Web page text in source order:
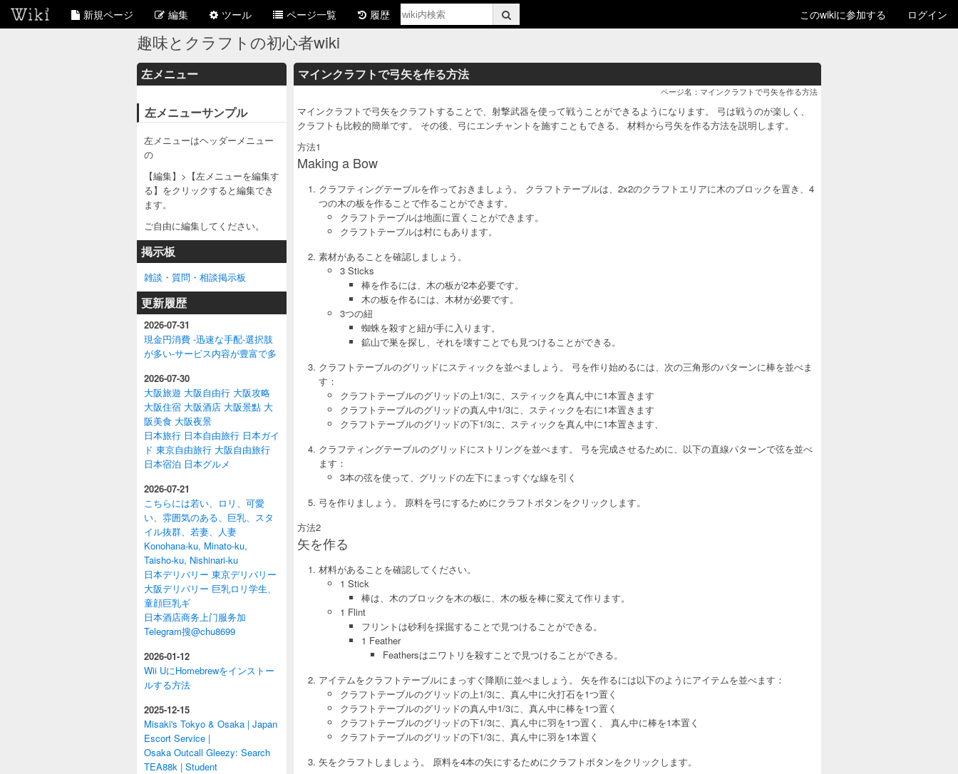
新規ページ 編集 ツール ページ一覧 履歴 このwikiに参加する ログイン
趣味とクラフトの初心者wiki
左メニュー
左メニューサンプル
左メニューはヘッダーメニュー
の
【編集】>【左メニューを編集す
る】をクリックすると編集でき
ます。
ご自由に編集してください。
掲示板
雑談・質問・相談掲示板
更新履歴
2026-07-31
現金円消費 -迅速な手配-選択肢
が多い-サービス内容が豊富で多
2026-07-30
大阪旅遊 大阪自由行 大阪攻略
大阪住宿 大阪酒店 大阪景點 大
阪美食 大阪夜景
日本旅行 日本自由旅行 日本ガイ
ド 東京自由旅行 大阪自由旅行
日本宿泊 日本グルメ
2026-07-21
こちらには若い、ロリ、可愛
い、雰囲気のある、巨乳、スタ
イル抜群、若妻、人妻
Konohana-ku, Minato-ku,
Taisho-ku, Nishinari-ku
日本デリバリー 東京デリバリー
大阪デリバリー 巨乳ロリ学生、
童顔巨乳ギ
日本酒店商务上门服务加
Telegram搜@chu8699
2026-01-12
Wii UにHomebrewをインストー
ルする方法
2025-12-15
Misaki's Tokyo & Osaka | Japan
Escort Service |
Osaka Outcall Gleezy: Search
TEA88k | Student
マインクラフトで弓矢を作る方法
ページ名：マインクラフトで弓矢を作る方法
マインクラフトで弓矢をクラフトすることで、射撃武器を使って戦うことができるようになります。 弓は戦うのが楽しく、
クラフトも比較的簡単です。 その後、弓にエンチャントを施すこともできる。 材料から弓矢を作る方法を説明します。
方法1
Making a Bow
クラフティングテーブルを作っておきましょう。 クラフトテーブルは、2x2のクラフトエリアに木のブロックを置き、4
つの木の板を作ることで作ることができます。
クラフトテーブルは地面に置くことができます。
クラフトテーブルは村にもあります。
素材があることを確認しましょう。
3 Sticks
棒を作るには、木の板が2本必要です。
木の板を作るには、木材が必要です。
3つの紐
蜘蛛を殺すと紐が手に入ります。
鉱山で巣を探し、それを壊すことでも見つけることができる。
クラフトテーブルのグリッドにスティックを並べましょう。 弓を作り始めるには、次の三角形のパターンに棒を並べま
す：
クラフトテーブルのグリッドの上1/3に、スティックを真ん中に1本置きます
クラフトテーブルのグリッドの真ん中1/3に、スティックを右に1本置きます
クラフトテーブルのグリッドの下1/3に、スティックを真ん中に1本置きます、
クラフティングテーブルのグリッドにストリングを並べます。 弓を完成させるために、以下の直線パターンで弦を並べ
ます：
3本の弦を使って、グリッドの左下にまっすぐな線を引く
弓を作りましょう。 原料を弓にするためにクラフトボタンをクリックします。
方法2
矢を作る
材料があることを確認してください。
1 Stick
棒は、木のブロックを木の板に、木の板を棒に変えて作ります。
1 Flint
フリントは砂利を採掘することで見つけることができる。
1 Feather
Feathersはニワトリを殺すことで見つけることができる。
アイテムをクラフトテーブルにまっすぐ降順に並べましょう。 矢を作るには以下のようにアイテムを並べます：
クラフトテーブルのグリッドの上1/3に、真ん中に火打石を1つ置く
クラフトテーブルのグリッドの真ん中1/3に、真ん中に棒を1つ置く
クラフトテーブルのグリッドの下1/3に、真ん中に羽を1つ置く、 真ん中に棒を1本置く
クラフトテーブルのグリッドの下1/3に、真ん中に羽を1本置く
矢をクラフトしましょう。 原料を4本の矢にするためにクラフトボタンをクリックします。